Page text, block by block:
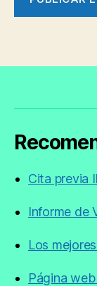
Cita previa
Informe de
Los
Página